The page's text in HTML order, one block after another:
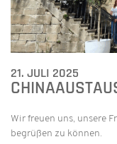
21. JULI 2025
Wir freuen uns, unsere
begrüßen zu können.